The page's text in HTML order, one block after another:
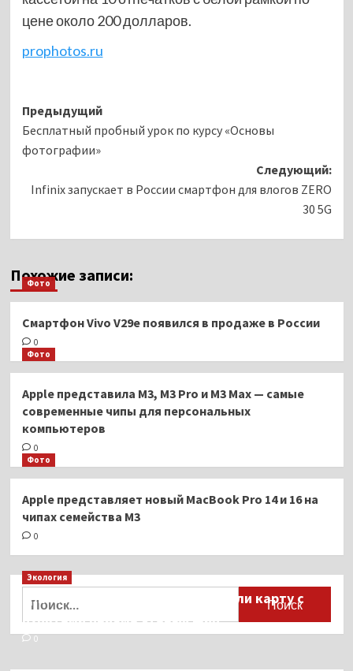
цене около 200 долларов.
prophotos.ru
Навигация
записи
Предыдущий
Бесплатный пробный урок по курсу «Основы
фотографии»
Следующий:
Infinix запускает в России смартфон для влогов ZERO
30 5G
Похожие записи:
Фото
Смартфон Vivo V29e появился в продаже в России
0
Фото
Apple представила M3, M3 Pro и M3 Max — самые
современные чипы для персональных
компьютеров
0
Фото
Apple представляет новый MacBook Pro 14 и 16 на
чипах семейства M3
0
Экология
Для автомобилистов разработали карту с
пунктами приёма старых шин
0